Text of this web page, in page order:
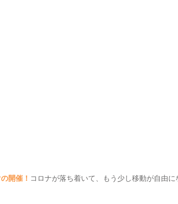
開催！ コロナが落ち着いて、もう少し移動が自由